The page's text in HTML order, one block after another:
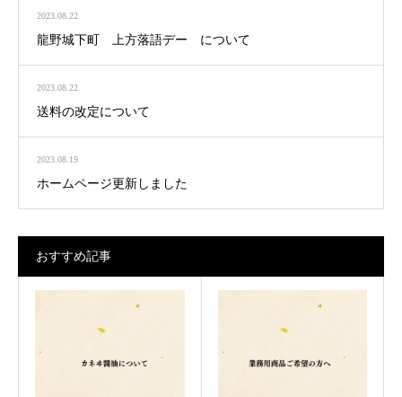
2023.08.22
龍野城下町 上方落語デー について
2023.08.22
送料の改定について
2023.08.19
ホームページ更新しました
おすすめ記事